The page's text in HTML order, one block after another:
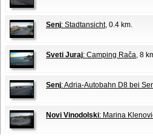
Senj: Stadtansicht, 0.4 km.
Sveti Juraj: Camping Rača, 8
Senj: Adria-Autobahn D8 bei
Novi Vinodolski: Marina